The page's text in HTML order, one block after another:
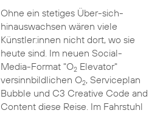
Ohne ein stetiges Über-sich-
hinauswachsen wären viele
Künstler:innen nicht dort, wo sie
heute sind. Im neuen Social-
Media-Format "O2Elevator"
versinnbildlichen O2, Serviceplan
Bubble und C3 Creative Code and
Content diese Reise. Im Fahrstuhl